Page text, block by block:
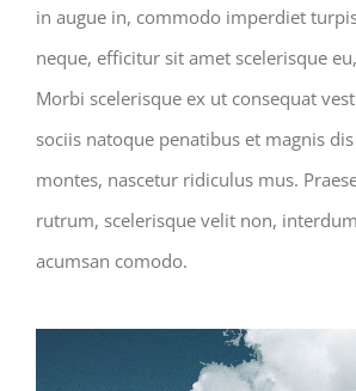
in augue in, commodo imperdiet
neque, efficitur sit amet scelerisque
Morbi scelerisque ex ut consequat
sociis natoque penatibus et magnis
montes, nascetur ridiculus mus.
rutrum, scelerisque velit non,
acumsan comodo.